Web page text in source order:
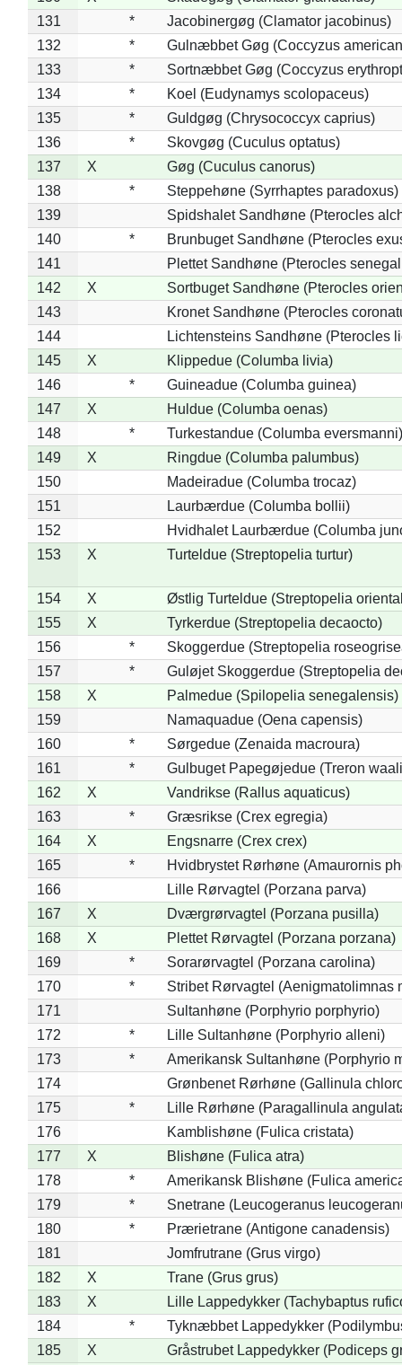
131
*
Jacobinergøg (Clamator jacobinus)
132
*
Gulnæbbet Gøg (Coccyzus
133
*
Sortnæbbet Gøg (Coccyzus
134
*
Koel (Eudynamys scolopaceus)
135
*
Guldgøg (Chrysococcyx caprius)
136
*
Skovgøg (Cuculus optatus)
137
X
Gøg (Cuculus canorus)
138
*
Steppehøne (Syrrhaptes paradoxus)
139
Spidshalet Sandhøne (Pterocles
140
*
Brunbuget Sandhøne (Pterocles
141
Plettet Sandhøne (Pterocles
142
X
Sortbuget Sandhøne (Pterocles
143
Kronet Sandhøne (Pterocles
144
Lichtensteins Sandhøne (Pterocles
145
X
Klippedue (Columba livia)
146
*
Guineadue (Columba guinea)
147
X
Huldue (Columba oenas)
148
*
Turkestandue (Columba eversmanni)
149
X
Ringdue (Columba palumbus)
150
Madeiradue (Columba trocaz)
151
Laurbærdue (Columba bollii)
152
Hvidhalet Laurbærdue (Columba
153
X Turteldue (Streptopelia turtur)
154 X
Østlig Turteldue (Streptopelia
155
X
Tyrkerdue (Streptopelia decaocto)
156
*
Skoggerdue (Streptopelia
157
*
Guløjet Skoggerdue (Streptopelia
158
X
Palmedue (Spilopelia senegalensis)
159
Namaquadue (Oena capensis)
160
*
Sørgedue (Zenaida macroura)
161
*
Gulbuget Papegøjedue (Treron
162
X
Vandrikse (Rallus aquaticus)
163
*
Græsrikse (Crex egregia)
164
X
Engsnarre (Crex crex)
165
*
Hvidbrystet Rørhøne (Amaurornis
166
Lille Rørvagtel (Porzana parva)
167
X
Dværgrørvagtel (Porzana pusilla)
168
X
Plettet Rørvagtel (Porzana porzana)
169
*
Sorarørvagtel (Porzana carolina)
170
*
Stribet Rørvagtel (Aenigmatolimnas
171
Sultanhøne (Porphyrio porphyrio)
172
*
Lille Sultanhøne (Porphyrio alleni)
173
*
Amerikansk Sultanhøne (Porphyrio
174
Grønbenet Rørhøne (Gallinula
175
*
Lille Rørhøne (Paragallinula
176
Kamblishøne (Fulica cristata)
177
X
Blishøne (Fulica atra)
178
*
Amerikansk Blishøne (Fulica
179
*
Snetrane (Leucogeranus
180
*
Prærietrane (Antigone canadensis)
181
Jomfrutrane (Grus virgo)
182
X
Trane (Grus grus)
183
X
Lille Lappedykker (Tachybaptus
184
*
Tyknæbbet Lappedykker
185
X
Gråstrubet Lappedykker (Podiceps